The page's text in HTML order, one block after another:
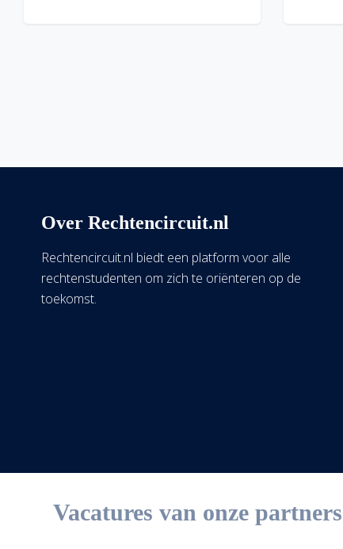
Over Rechtencircuit.nl
Rechtencircuit.nl biedt een platform voor alle
rechtenstudenten om zich te oriënteren op de
toekomst.
Vacatures van onze partners